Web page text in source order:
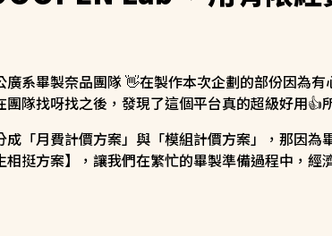
廣系畢製奈品團隊 👋在製作本次企劃的部份因為
團隊找呀找之後，發現了這個平台真的超級好用👍
成「月費計價方案」與「模組計價方案」，那因
相挺方案】，讓我們在繁忙的畢製準備過程中，經